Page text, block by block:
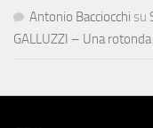
Antonio Bacciocchi su
GALLUZZI – Una